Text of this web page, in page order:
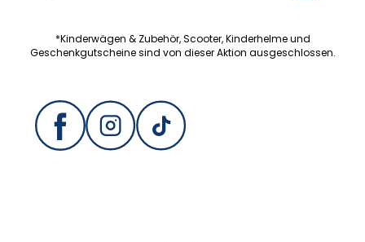
*Kinderwägen & Zubehör, Scooter, Kinderhelme und
Geschenkgutscheine sind von dieser Aktion ausgeschlossen.